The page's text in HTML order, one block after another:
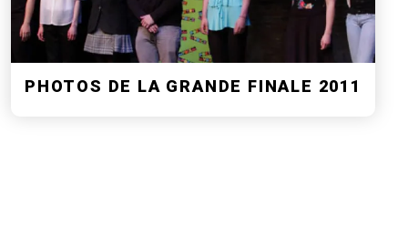
PHOTOS DE LA GRANDE FINALE 2011